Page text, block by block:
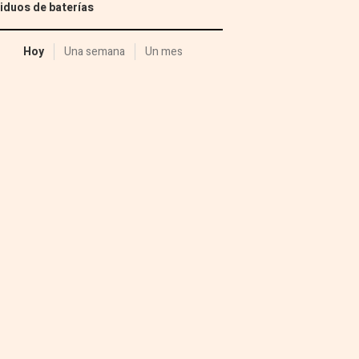
de baterías
Hoy Una semana Un mes